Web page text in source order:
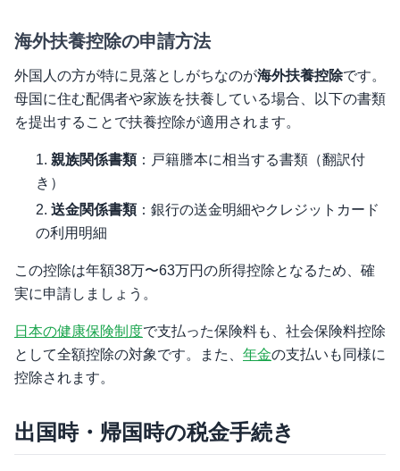
海外扶養控除の申請方法
外国人の方が特に見落としがちなのが海外扶養控除です。
母国に住む配偶者や家族を扶養している場合、以下の書類
を提出することで扶養控除が適用されます。
親族関係書類：戸籍謄本に相当する書類（翻訳付
き）
送金関係書類：銀行の送金明細やクレジットカード
の利用明細
この控除は年額38万〜63万円の所得控除となるため、確
実に申請しましょう。
日本の健康保険制度で支払った保険料も、社会保険料控除
として全額控除の対象です。また、 年金の支払いも同様に
控除されます。
出国時・帰国時の税金手続き